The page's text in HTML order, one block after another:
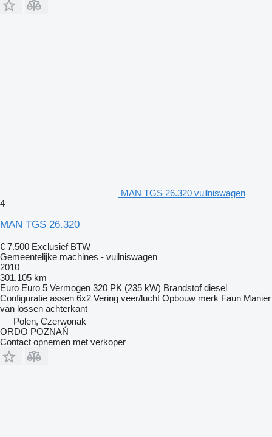
MAN TGS 26.320 vuilniswagen
4
MAN TGS 26.320
€ 7.500 Exclusief BTW
Gemeentelijke machines - vuilniswagen
2010
301.105 km
Euro Euro 5 Vermogen 320 PK (235 kW) Brandstof diesel
Configuratie assen 6x2 Vering veer/lucht Opbouw merk Faun Manier
van lossen achterkant
Polen, Czerwonak
ORDO POZNAŃ
Contact opnemen met verkoper